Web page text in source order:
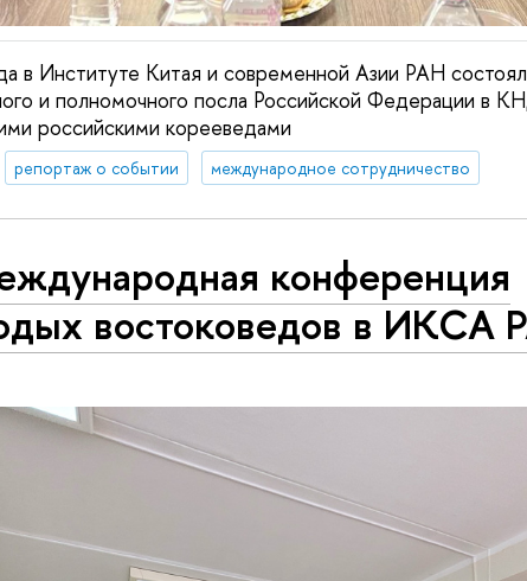
в Институте Китая и современной Азии РАН
и полномочного посла Российской Федерации в
российскими корееведами
репортаж о событии международное сотрудничество
конференция
востоковедов в ИКСА